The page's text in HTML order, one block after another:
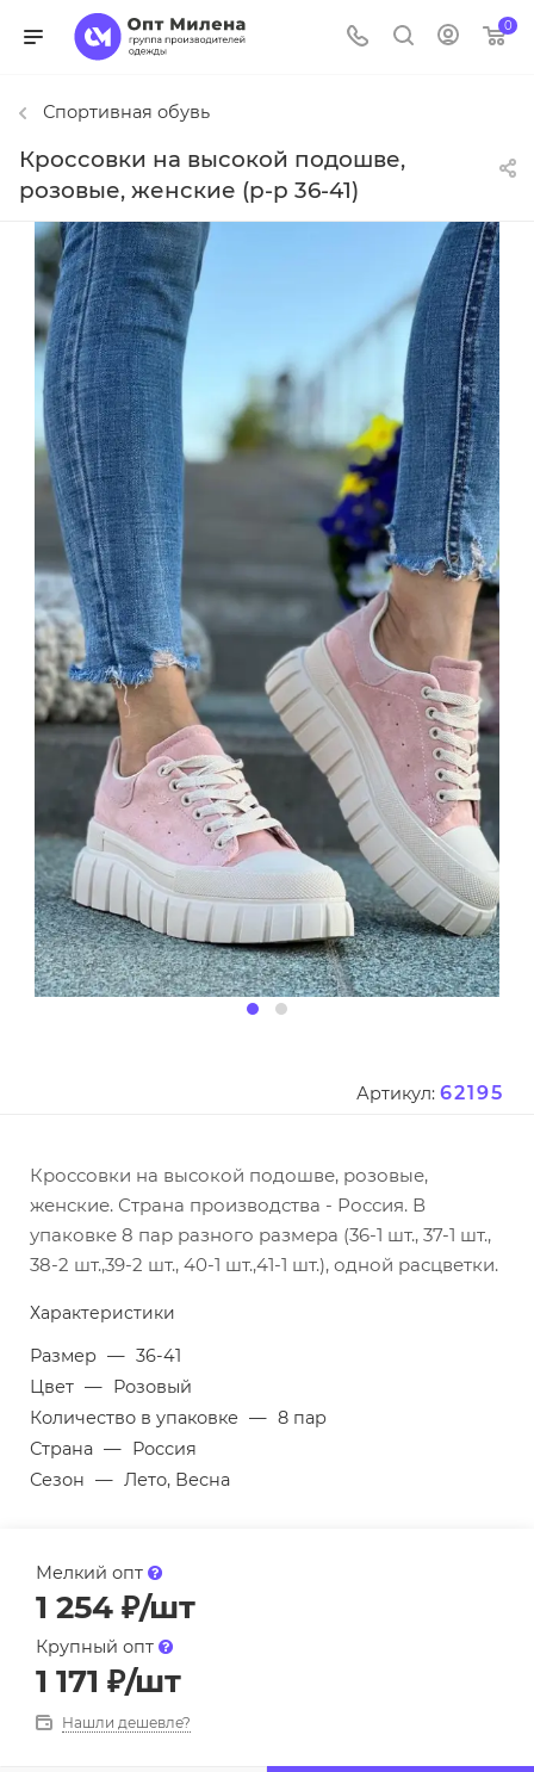
0
Спортивная обувь
Кроссовки на высокой подошве,
розовые, женские (р-р 36-41)
Артикул: 62195
Кроссовки на высокой подошве, розовые,
женские. Страна производства - Россия. В
упаковке 8 пар разного размера (36-1 шт., 37-1 шт.,
38-2 шт.,39-2 шт., 40-1 шт.,41-1 шт.), одной расцветки.
Характеристики
Размер — 36-41
Цвет — Розовый
Количество в упаковке — 8 пар
Страна — Россия
Сезон — Лето, Весна
Мелкий опт
1 254 ₽/шт
Крупный опт
1 171 ₽/шт
Нашли дешевле?